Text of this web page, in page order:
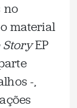
no
material
StoryEP
-,